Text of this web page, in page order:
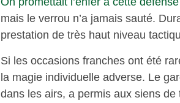
mais le verrou n’a jamais sauté.
prestation de très haut niveau
Si les occasions franches ont été
la magie individuelle adverse. Le
dans les airs, a permis aux siens